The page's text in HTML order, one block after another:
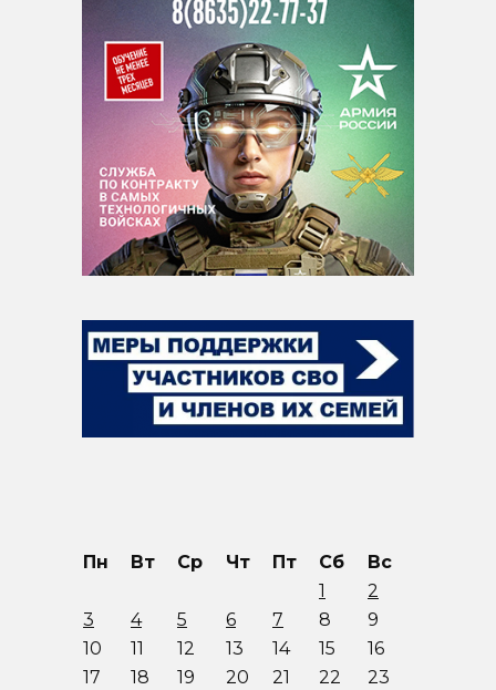
Пн Вт Ср Чт Пт Сб
Вс
1
2
3
4 5 6 7 8
9
10
11 12 13 14 15
16
17
18 19 20 21 22
23